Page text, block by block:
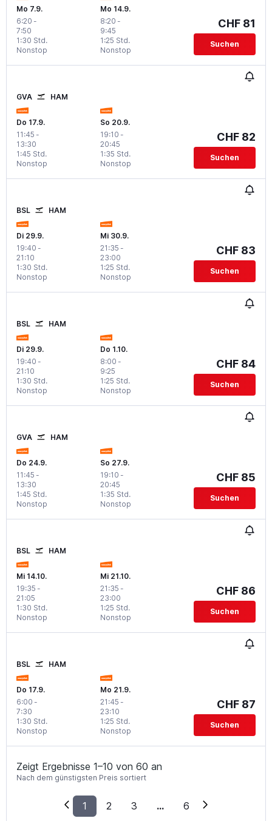
Mo 7.9.
6:20 -
7:50
Nonstop
1:30 Std.
Mo 14.9.
8:20 -
9:45
Nonstop
1:25 Std.
CHF 81
Suchen
GVA HAM
Do 17.9.
11:45 -
13:30
Nonstop
1:45 Std.
So 20.9.
19:10 -
20:45
Nonstop
1:35 Std.
CHF 82
Suchen
BSL HAM
Di 29.9.
19:40 -
21:10
Nonstop
1:30 Std.
Mi 30.9.
21:35 -
23:00
Nonstop
1:25 Std.
CHF 83
Suchen
BSL HAM
Di 29.9.
19:40 -
21:10
Nonstop
1:30 Std.
Do 1.10.
8:00 -
9:25
Nonstop
1:25 Std.
CHF 84
Suchen
GVA HAM
Do 24.9.
11:45 -
13:30
Nonstop
1:45 Std.
So 27.9.
19:10 -
20:45
Nonstop
1:35 Std.
CHF 85
Suchen
BSL HAM
Mi 14.10.
19:35 -
21:05
Nonstop
1:30 Std.
Mi 21.10.
21:35 -
23:00
Nonstop
1:25 Std.
CHF 86
Suchen
BSL HAM
Do 17.9.
6:00 -
7:30
Nonstop
1:30 Std.
Mo 21.9.
21:45 -
23:10
Nonstop
1:25 Std.
CHF 87
Suchen
Zeigt Ergebnisse 1–10 von 60 an
Nach dem günstigsten Preis sortiert
1 2 3 ... 6